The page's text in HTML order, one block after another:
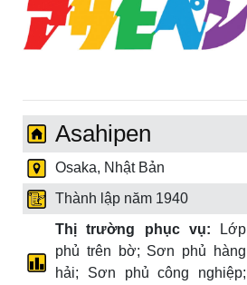
Asahipen
Osaka, Nhật Bản
Thành lập năm 1940
Thị trường phục vụ: Lớp
phủ trên bờ; Sơn phủ hàng
hải; Sơn phủ công nghiệp;